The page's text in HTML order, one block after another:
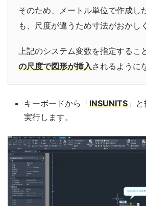
そのため、メートル単位で作成し
も、尺度が違うため寸法がおかし
上記のシステム変数を指定するこ
の尺度で図形が挿入されるように
キーボードから「INSUNITS 」
実行します。